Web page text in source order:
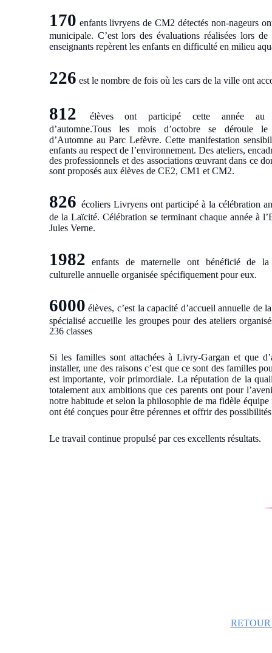
170 enfants livryens de CM2 détectés non-nageurs
municipale. C’est lors des évaluationsréalisées lors
enseignants repèrent les enfants en difficulté en milieu
226 est le nombre de fois où les cars de la ville ont
812
élèves ont participé cette année au
d’automne.Tous les mois d’octobre se déroule le
d’Automne au Parc Lefèvre. Cette manifestation
enfants au respect de l’environnement. Des ateliers,
des professionnels et des associations œuvrant dans ce
sont proposés aux élèves de CE2, CM1 et CM2.
826 écoliers Livryens ont participé à la célébration
de la Laïcité. Célébration se terminant chaque année à
Jules Verne.
1982 enfants de maternelle ont bénéficié de la
culturelle annuelle organisée spécifiquement pour eux.
6000 élèves, c’est la capacité d’accueil annuelle
spécialisé accueille les groupes pour des ateliers
236 classes
Si les familles sont attachées à Livry-Gargan et que
installer, une des raisons c’est que ce sont des familles
est importante, voir primordiale. La réputation de la
totalement aux ambitions que ces parents ont pour
notre habitude et selon la philosophie de ma fidèle
ont été conçues pour être pérennes et offrir des
Le travail continue propulsé par ces excellents résultats.